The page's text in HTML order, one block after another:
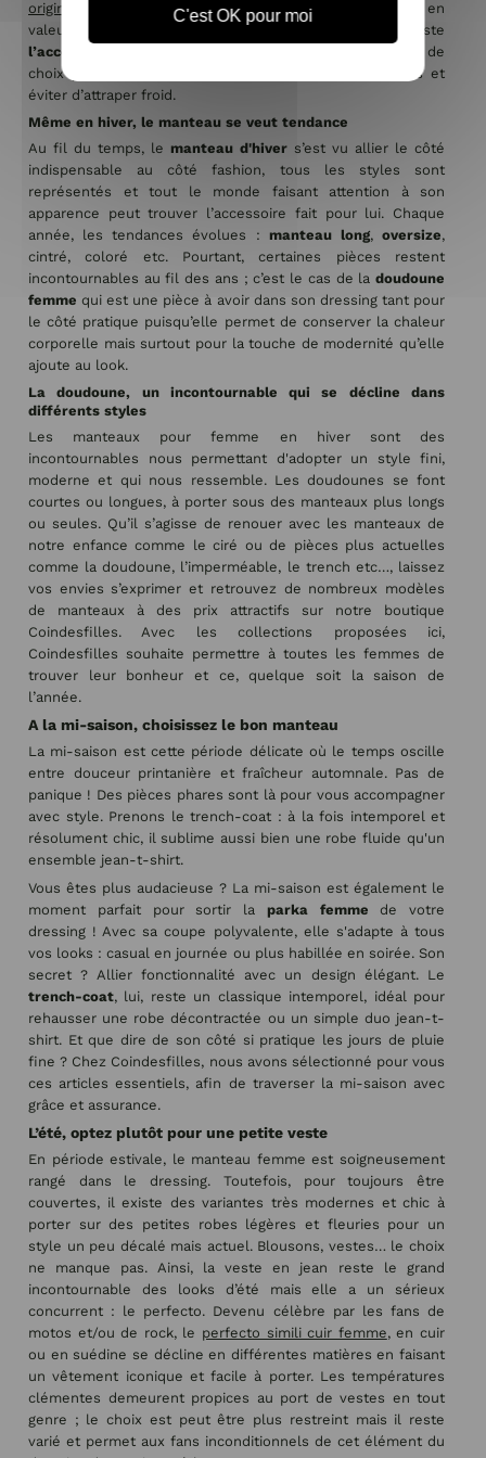
original femme
par exemple peut facilement mettre en
valeur une silhouette, sublimer un look. Le manteau reste
l’accessoire incontournable de l’hiver
: c’est un allié de
choix pour se protéger des températures plus fraîches et
éviter d’attraper froid.
Même en hiver, le manteau se veut tendance
Au fil du temps, le manteau d'hiver s’est vu allier le côté
indispensable au côté fashion, tous les styles sont
représentés et tout le monde faisant attention à son
apparence peut trouver l’accessoire fait pour lui. Chaque
année, les tendances évolues : manteau long,oversize,
cintré, coloré etc. Pourtant, certaines pièces restent
incontournables au fil des ans ; c’est le cas de la doudoune
femme qui est une pièce à avoir dans son dressing tant pour
le côté pratique puisqu’elle permet de conserver la chaleur
corporelle mais surtout pour la touche de modernité qu’elle
ajoute au look.
La doudoune, un incontournable qui se décline dans
différents styles
Les manteaux pour femme en hiver sont des
incontournables nous permettant d'adopter un style fini,
moderne et qui nous ressemble. Les doudounes se font
courtes ou longues, à porter sous des manteaux plus longs
ou seules. Qu’il s’agisse de renouer avec les manteaux de
notre enfance comme le ciré ou de pièces plus actuelles
comme la doudoune, l’imperméable, le trench etc…, laissez
vos envies s’exprimer et retrouvez de nombreux modèles
de manteaux à des prix attractifs sur notre boutique
Coindesfilles. Avec les collections proposées ici,
Coindesfilles souhaite permettre à toutes les femmes de
trouver leur bonheur et ce, quelque soit la saison de
l’année.
A la mi-saison, choisissez le bon manteau
La mi-saison est cette période délicate où le temps oscille
entre douceur printanière et fraîcheur automnale. Pas de
panique ! Des pièces phares sont là pour vous accompagner
avec style. Prenons le trench-coat : à la fois intemporel et
résolument chic, il sublime aussi bien une robe fluide qu'un
ensemble jean-t-shirt.
Vous êtes plus audacieuse ? La mi-saison est également le
moment parfait pour sortir la parka femme de votre
dressing ! Avec sa coupe polyvalente, elle s'adapte à tous
vos looks : casual en journée ou plus habillée en soirée. Son
secret ? Allier fonctionnalité avec un design élégant. Le
trench-coat, lui, reste un classique intemporel, idéal pour
rehausser une robe décontractée ou un simple duo jean-t-
shirt. Et que dire de son côté si pratique les jours de pluie
fine ? Chez Coindesfilles, nous avons sélectionné pour vous
ces articles essentiels, afin de traverser la mi-saison avec
grâce et assurance.
L’été, optez plutôt pour une petite veste
En période estivale, le manteau femme est soigneusement
rangé dans le dressing. Toutefois, pour toujours être
couvertes, il existe des variantes très modernes et chic à
porter sur des petites robes légères et fleuries pour un
style un peu décalé mais actuel. Blousons, vestes… le choix
ne manque pas. Ainsi, la veste en jean reste le grand
incontournable des looks d’été mais elle a un sérieux
concurrent : le perfecto. Devenu célèbre par les fans de
motos et/ou de rock, le perfecto simili cuir femme, en cuir
ou en suédine se décline en différentes matières en faisant
un vêtement iconique et facile à porter. Les températures
clémentes demeurent propices au port de vestes en tout
genre ; le choix est peut être plus restreint mais il reste
varié et permet aux fans inconditionnels de cet élément du
C'est OK pour moi